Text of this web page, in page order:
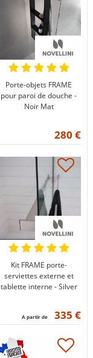
Porte-objets FRAME
pour paroi de douche -
Noir Mat
280 €
Kit FRAME porte-
serviettes externe et
tablette interne - Silver
A partir de 335 €